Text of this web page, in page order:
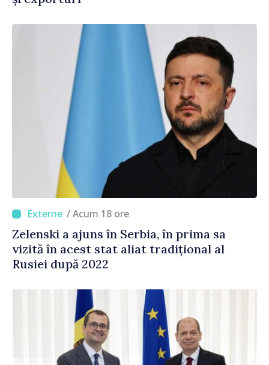
/ Acum 18 ore
Zelenski a ajuns în Serbia, în prima sa
vizită în acest stat aliat tradițional al
Rusiei după 2022